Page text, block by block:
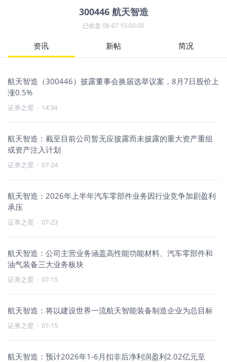
300446 航天智造
已收盘 08-07 15:00:00
资讯 新帖 简况
航天智造（300446）披露董事会换届选举议案，8月7日股价上
涨0.5%
证券之星 · 14:34
航天智造：截至目前公司暂无应披露而未披露的重大资产重组
或资产注入计划
证券之星 · 07-24
航天智造：2026年上半年汽车零部件业务因行业竞争加剧盈利
承压
证券之星 · 07-23
航天智造：公司主营业务涵盖高性能功能材料、汽车零部件和
油气装备三大业务板块
证券之星 · 07-15
航天智造：将以建设世界一流航天智能装备制造企业为总目标
证券之星 · 07-15
航天智造：预计2026年1-6月扣非后净利润盈利2.02亿元至